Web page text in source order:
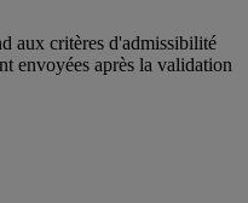
aux critères d'admissibilité
envoyées après la validation